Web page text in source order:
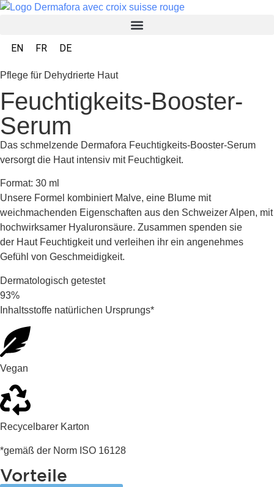
EN FR DE
Pflege für Dehydrierte Haut
Feuchtigkeits-Booster-
Serum
Das schmelzende Dermafora Feuchtigkeits-Booster-Serum
versorgt die Haut intensiv mit Feuchtigkeit.
Format: 30 ml
Unsere Formel kombiniert Malve, eine Blume mit
weichmachenden Eigenschaften aus den Schweizer Alpen, mit
hochwirksamer Hyaluronsäure. Zusammen spenden sie
der Haut Feuchtigkeit und verleihen ihr ein angenehmes
Gefühl von Geschmeidigkeit.
Dermatologisch getestet
93%
Inhaltsstoffe natürlichen Ursprungs*
Vegan
Recycelbarer Karton
*gemäß der Norm ISO 16128
Vorteile